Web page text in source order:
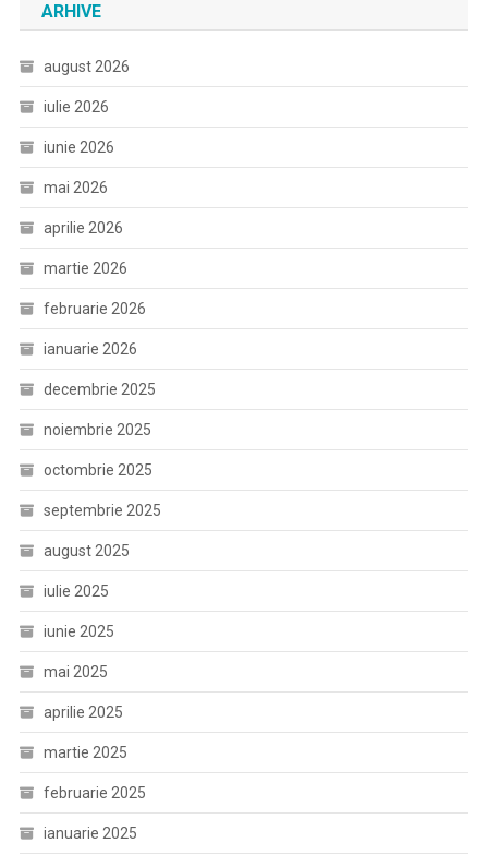
ARHIVE
august 2026
iulie 2026
iunie 2026
mai 2026
aprilie 2026
martie 2026
februarie 2026
ianuarie 2026
decembrie 2025
noiembrie 2025
octombrie 2025
septembrie 2025
august 2025
iulie 2025
iunie 2025
mai 2025
aprilie 2025
martie 2025
februarie 2025
ianuarie 2025